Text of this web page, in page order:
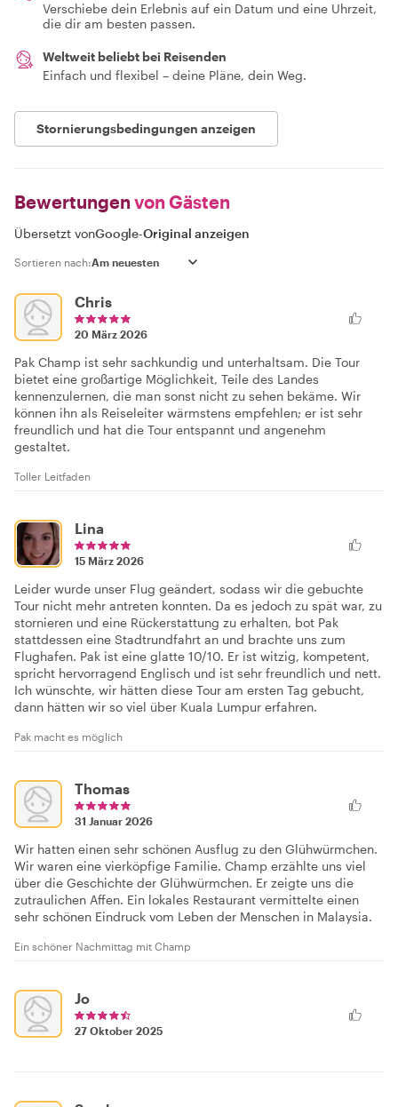
Verschiebe dein Erlebnis auf ein Datum und eine Uhrzeit,
die dir am besten passen.
Weltweit beliebt bei Reisenden
Einfach und flexibel – deine Pläne, dein Weg.
Stornierungsbedingungen anzeigen
Bewertungen von Gästen
Übersetzt vonGoogle-Original anzeigen
Sortieren nach:
Chris
20 März 2026
Pak Champ ist sehr sachkundig und unterhaltsam. Die Tour
bietet eine großartige Möglichkeit, Teile des Landes
kennenzulernen, die man sonst nicht zu sehen bekäme. Wir
können ihn als Reiseleiter wärmstens empfehlen; er ist sehr
freundlich und hat die Tour entspannt und angenehm
gestaltet.
Toller Leitfaden
Lina
15 März 2026
Leider wurde unser Flug geändert, sodass wir die gebuchte
Tour nicht mehr antreten konnten. Da es jedoch zu spät war, zu
stornieren und eine Rückerstattung zu erhalten, bot Pak
stattdessen eine Stadtrundfahrt an und brachte uns zum
Flughafen. Pak ist eine glatte 10/10. Er ist witzig, kompetent,
spricht hervorragend Englisch und ist sehr freundlich und nett.
Ich wünschte, wir hätten diese Tour am ersten Tag gebucht,
dann hätten wir so viel über Kuala Lumpur erfahren.
Pak macht es möglich
Thomas
31 Januar 2026
Wir hatten einen sehr schönen Ausflug zu den Glühwürmchen.
Wir waren eine vierköpfige Familie. Champ erzählte uns viel
über die Geschichte der Glühwürmchen. Er zeigte uns die
zutraulichen Affen. Ein lokales Restaurant vermittelte einen
sehr schönen Eindruck vom Leben der Menschen in Malaysia.
Ein schöner Nachmittag mit Champ
Jo
27 Oktober 2025